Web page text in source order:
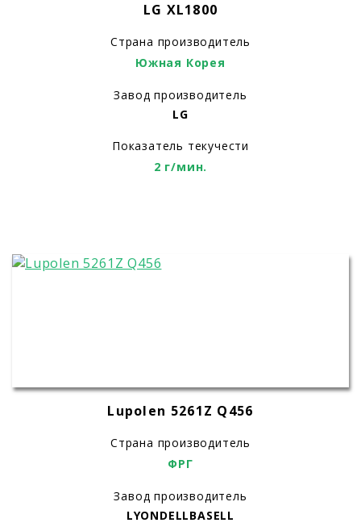
LG XL1800
Страна производитель
Южная Корея
Завод производитель
LG
Показатель текучести
2 г/мин.
Lupolen 5261Z Q456
Страна производитель
ФРГ
Завод производитель
LYONDELLBASELL